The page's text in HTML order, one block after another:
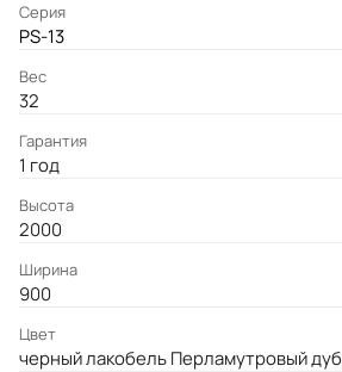
Серия
PS-13
Вес
32
Гарантия
1 год
Высота
2000
Ширина
900
Цвет
черный лакобель Перламутровый дуб